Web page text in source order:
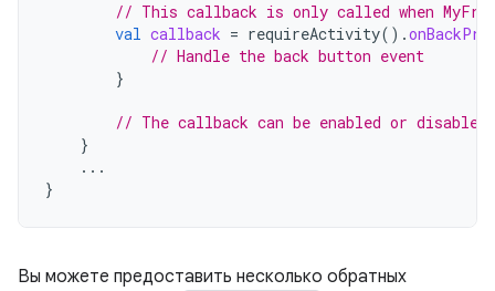
// This callback is only called when
val callback = requireActivity().
// Handle the back button event
}
// The callback can be enabled or
}
...
}
Вы можете предоставить несколько обратных